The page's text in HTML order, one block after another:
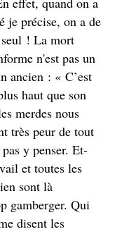
je précise, on a de
seul ! La mort
n'est pas un
ancien : « C’est
haut que son
merdes nous
très peur de tout
y penser. Et-
et toutes les
sont là
gamberger. Qui
disent les